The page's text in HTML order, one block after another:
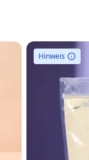
Hinweis